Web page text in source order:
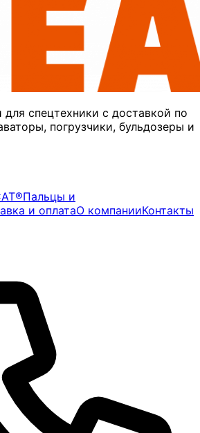
спецтехники с доставкой по
погрузчики, бульдозеры и
Пальцы и
и оплатаО компанииКонтакты